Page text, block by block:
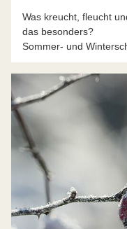
Was kreucht, fleucht
das besonders?
Sommer- und